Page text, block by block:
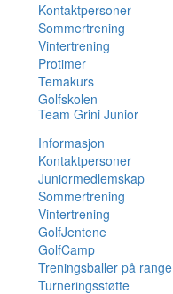
Kontaktpersoner
Sommertrening
Vintertrening
Protimer
Temakurs
Golfskolen
Team Grini Junior
Informasjon
Kontaktpersoner
Juniormedlemskap
Sommertrening
Vintertrening
GolfJentene
GolfCamp
Treningsballer på range
Turneringsstøtte